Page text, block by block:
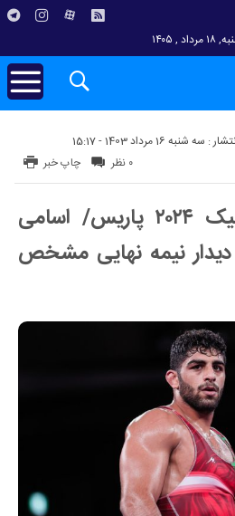
, ۱۴۰۵
شنبه 16 مرداد 1403 - 15:17
چاپ خبر ۰ نظر
کشتی فرنگی المپیک ۲۰۲۴ پاریس/ اسامی
دیدار نیمه نهایی مشخص